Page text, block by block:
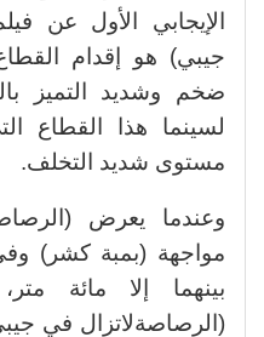
الإيجابي الأول عن
جيبي) هو إقدام
ضخم وشديد التميز
لسينما هذا القطاع
مستوى شديد التخلف.
وعندما يعرض
مواجهة (بمبة كشر)
بينهما إلا مائة
(الرصاصةلاتزال في